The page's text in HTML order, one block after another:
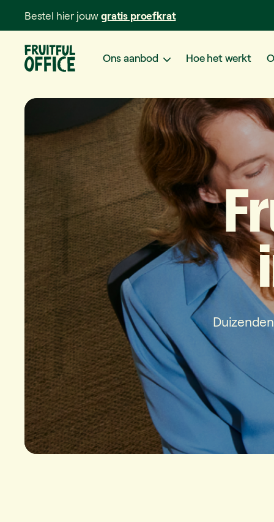
Bestel hier jouwgratis proefkrat
Ons aanbod Hoe het werkt